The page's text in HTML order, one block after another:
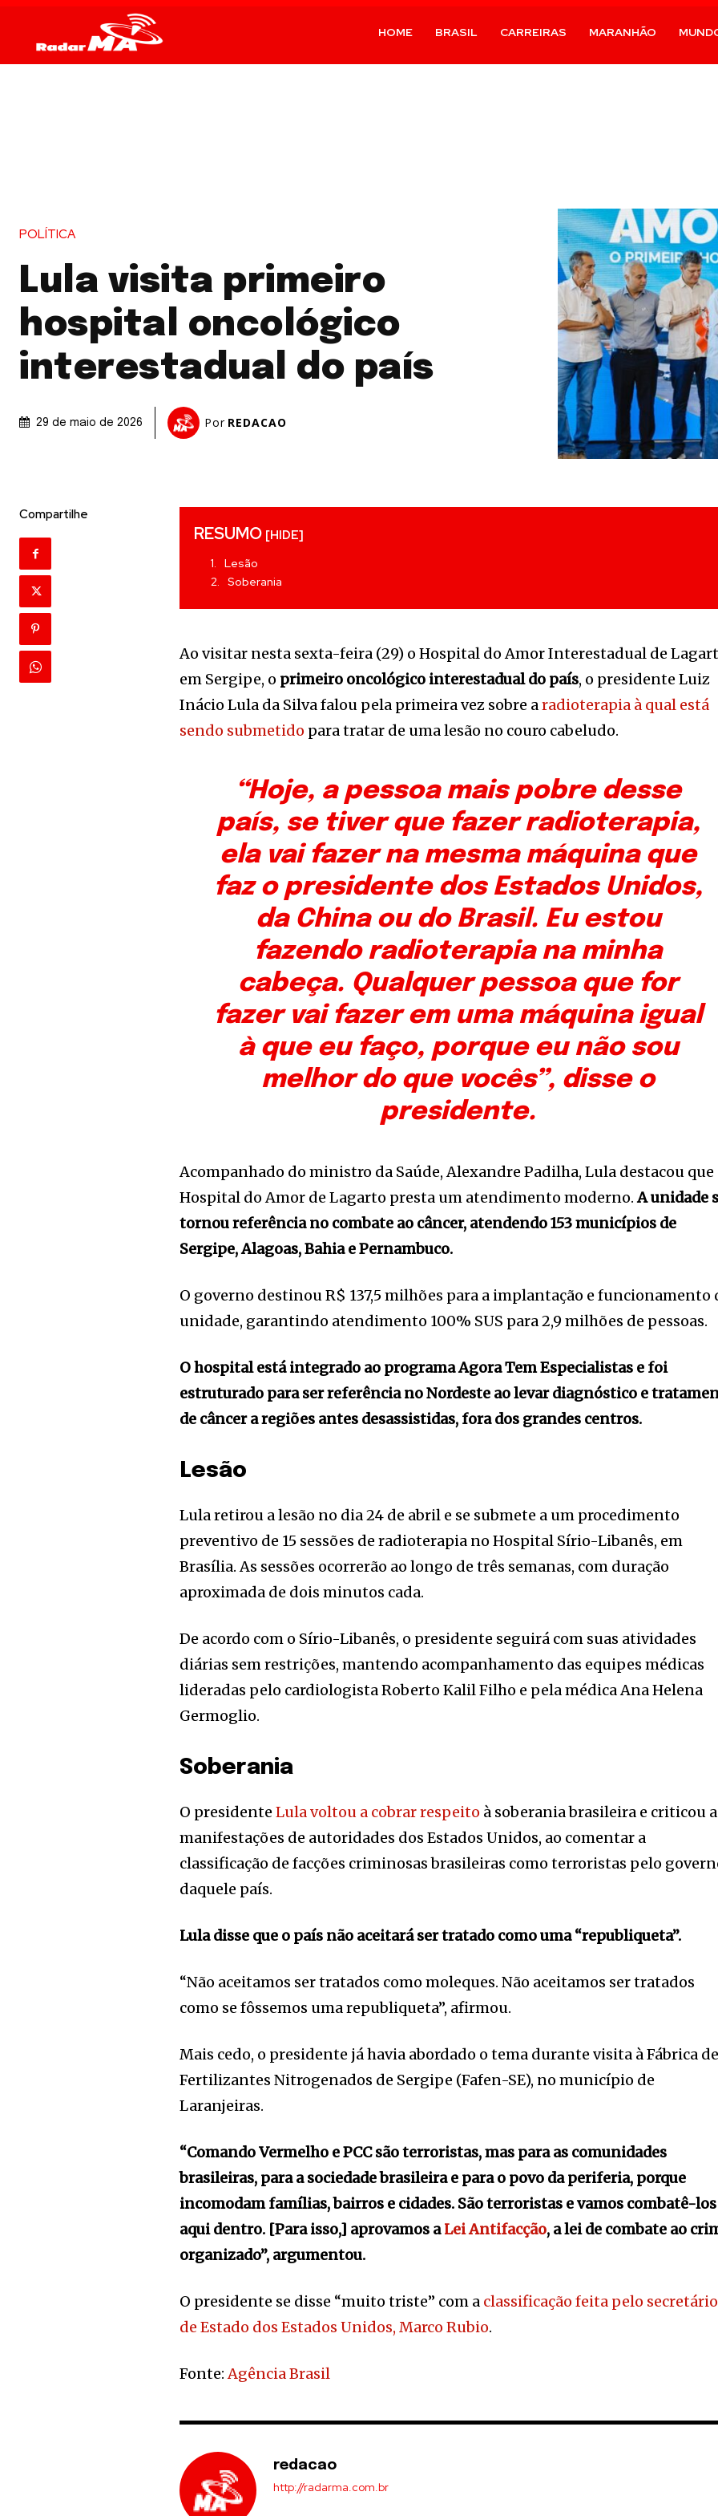
HOME BRASIL CARREIRAS MARANHÃO
POLÍTICA
Lula visita primeiro
hospital oncológico
interestadual do país
29 de maio de 2026 Por REDACAO
Compartilhe
RESUMO [HIDE]
Lesão
Soberania
Ao visitar nesta sexta-feira (29) o Hospital do Amor Interestadual de
em Sergipe, o primeiro oncológico interestadual do país, o presidente Luiz
Inácio Lula da Silva falou pela primeira vez sobre aradioterapia à qual está
sendo submetido para tratar de uma lesão no couro cabeludo.
“Hoje, a pessoa mais pobre desse
país, se tiver que fazer radioterapia,
ela vai fazer na mesma máquina que
faz o presidente dos Estados Unidos,
da China ou do Brasil. Eu estou
fazendo radioterapia na minha
cabeça. Qualquer pessoa que for
fazer vai fazer em uma máquina igual
à que eu faço, porque eu não sou
melhor do que vocês”, disse o
presidente.
Acompanhado do ministro da Saúde, Alexandre Padilha, Lula destacou que
Hospital do Amor de Lagarto presta um atendimento moderno.A unidade
tornou referência no combate ao câncer, atendendo 153 municípios de
Sergipe, Alagoas, Bahia e Pernambuco.
O governo destinou R$ 137,5 milhões para a implantação e funcionamento
unidade, garantindo atendimento 100% SUS para 2,9 milhões de pessoas.
O hospital está integrado ao programa Agora Tem Especialistas e foi
estruturado para ser referência no Nordeste ao levar diagnóstico e
de câncer a regiões antes desassistidas, fora dos grandes centros.
Lesão
Lula retirou a lesão no dia 24 de abril e se submete a um procedimento
preventivo de 15 sessões de radioterapia no Hospital Sírio-Libanês, em
Brasília. As sessões ocorrerão ao longo de três semanas, com duração
aproximada de dois minutos cada.
De acordo com o Sírio-Libanês, o presidente seguirá com suas atividades
diárias sem restrições, mantendo acompanhamento das equipes médicas
lideradas pelo cardiologista Roberto Kalil Filho e pela médica Ana Helena
Germoglio.
Soberania
O presidenteLula voltou a cobrar respeito à soberania brasileira e criticou
manifestações de autoridades dos Estados Unidos, ao comentar a
classificação de facções criminosas brasileiras como terroristas pelo
daquele país.
Lula disse que o país não aceitará ser tratado como uma “republiqueta”.
“Não aceitamos ser tratados como moleques. Não aceitamos ser tratados
como se fôssemos uma republiqueta”, afirmou.
Mais cedo, o presidente já havia abordado o tema durante visita à Fábrica
Fertilizantes Nitrogenados de Sergipe (Fafen-SE), no município de
Laranjeiras.
“Comando Vermelho e PCC são terroristas, mas para as comunidades
brasileiras, para a sociedade brasileira e para o povo da periferia, porque
incomodam famílias, bairros e cidades. São terroristas e vamos combatê-los
aqui dentro. [Para isso,] aprovamos aLei Antifacção, a lei de combate ao
organizado”, argumentou.
O presidente se disse “muito triste” com a classificação feita pelo secretário
de Estado dos Estados Unidos, Marco Rubio.
Fonte:Agência Brasil
redacao
http://radarma.com.br